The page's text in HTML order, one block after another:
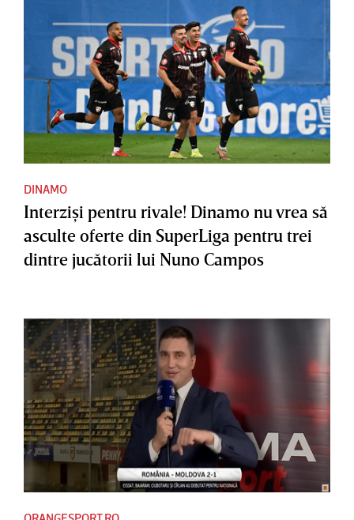
DINAMO
Interzişi pentru rivale! Dinamo nu vrea să
asculte oferte din SuperLiga pentru trei
dintre jucătorii lui Nuno Campos